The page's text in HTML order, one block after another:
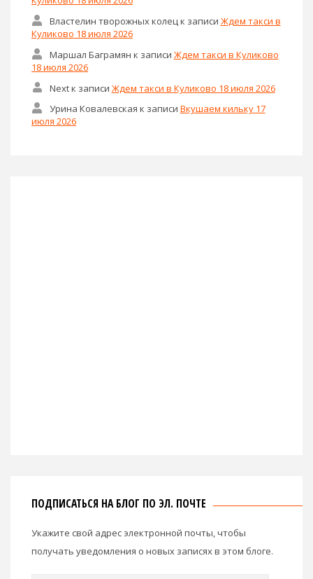
Властелин творожных колецк записи Ждем такси в
Куликово 18 июля 2026
Маршал Баграмян к записи Ждем такси в Куликово
18 июля 2026
Nextк записи Ждем такси в Куликово 18 июля 2026
Урина Ковалевская к записи Вкушаем кильку 17
июля 2026
ПОДПИСАТЬСЯ НА БЛОГ ПО ЭЛ. ПОЧТЕ
Укажите свой адрес электронной почты, чтобы
получать уведомления о новых записях в этом блоге.